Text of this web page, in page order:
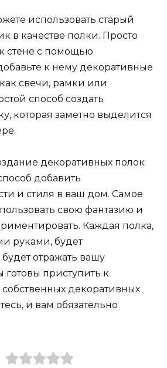
использовать старый
в качестве полки. Просто
стене с помощью
к нему декоративные
свечи, рамки или
способ создать
которая заметно выделится
декоративных полок
добавить
и стиля в ваш дом. Самое
свою фантазию и
Каждая полка,
руками, будет
отражать вашу
готовы приступить к
декоративных
и вам обязательно